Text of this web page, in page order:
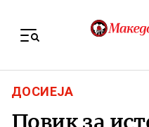
ДОСИЕЈА
Повик за